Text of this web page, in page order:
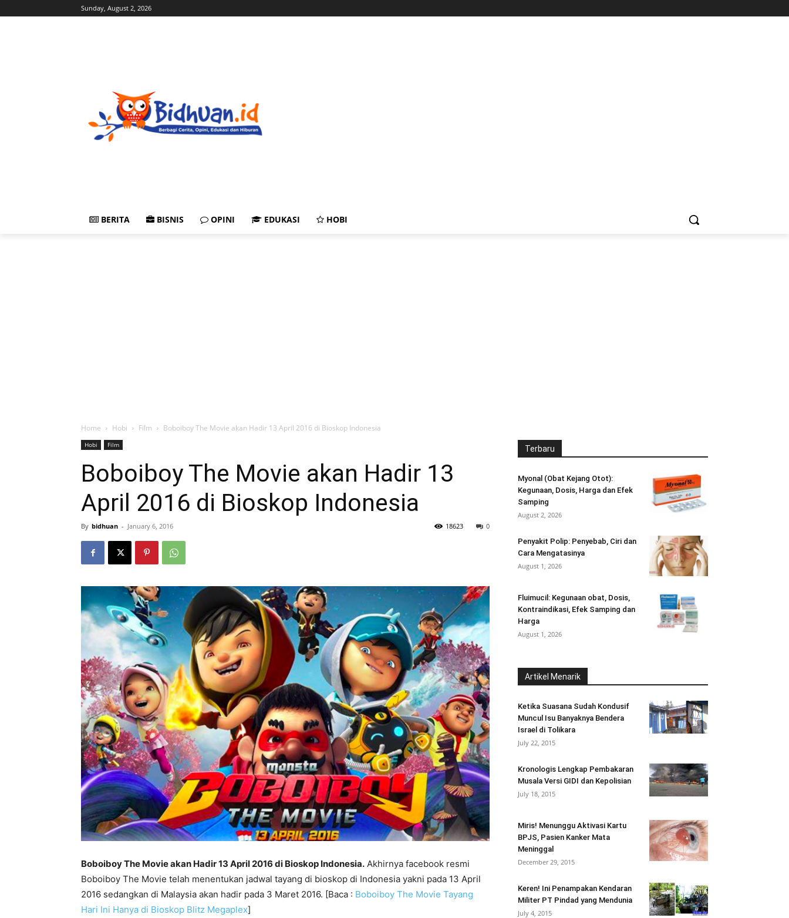
Sunday, August 2, 2026
BERITA BISNIS OPINI EDUKASI HOBI
Home Hobi Film Boboiboy The Movie akan Hadir 13 April 2016 di Bioskop Indonesia
Hobi Film
Boboiboy The Movie akan Hadir 13
April 2016 di Bioskop Indonesia
By bidhuan - January 6, 2016 0
18623
Boboiboy The Movie akan Hadir 13 April 2016 di Bioskop Indonesia. Akhirnya facebook resmi
Boboiboy The Movie telah menentukan jadwal tayang di bioskop di Indonesia yakni pada 13 April
2016 sedangkan di Malaysia akan hadir pada 3 Maret 2016. [Baca : Boboiboy The Movie Tayang
Hari Ini Hanya di Bioskop Blitz Megaplex]
Terbaru
Myonal (Obat Kejang Otot):
Kegunaan, Dosis, Harga dan Efek
Samping
August 2, 2026
Penyakit Polip: Penyebab, Ciri dan
Cara Mengatasinya
August 1, 2026
Fluimucil: Kegunaan obat, Dosis,
Kontraindikasi, Efek Samping dan
Harga
August 1, 2026
Artikel Menarik
Ketika Suasana Sudah Kondusif
Muncul Isu Banyaknya Bendera
Israel di Tolikara
July 22, 2015
Kronologis Lengkap Pembakaran
Musala Versi GIDI dan Kepolisian
July 18, 2015
Miris! Menunggu Aktivasi Kartu
BPJS, Pasien Kanker Mata
Meninggal
December 29, 2015
Keren! Ini Penampakan Kendaran
Militer PT Pindad yang Mendunia
July 4, 2015